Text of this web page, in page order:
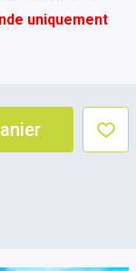
uniquement